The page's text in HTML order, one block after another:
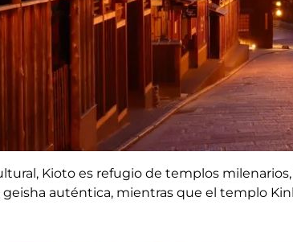
Kioto es refugio de templos
auténtica, mientras que el templo